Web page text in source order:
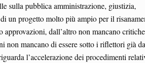
sulla pubblica amministrazione, giustizia,
un progetto molto più ampio per il
dall’altro non mancano
non mancano di essere sotto i riflettori già
l’accelerazione dei procedimenti